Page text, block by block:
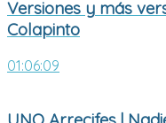
Versiones y más
Colapinto
01:06:09